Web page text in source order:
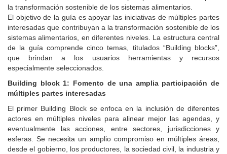
la transformación sostenible de los sistemas alimentarios.
El objetivo de la guía es apoyar las iniciativas de múltiples partes
interesadas que contribuyan a la transformación sostenible de los
sistemas alimentarios, en diferentes niveles. La estructura central
de la guía comprende cinco temas, titulados “Building blocks”,
que brindan a los usuarios herramientas y recursos
especialmente seleccionados.
Building block 1: Fomento de una amplia participación de
múltiples partes interesadas
El primer Building Block se enfoca en la inclusión de diferentes
actores en múltiples niveles para alinear mejor las agendas, y
eventualmente las acciones, entre sectores, jurisdicciones y
esferas. Se necesita un amplio compromiso en múltiples áreas,
desde el gobierno, los productores, la sociedad civil, la industria y